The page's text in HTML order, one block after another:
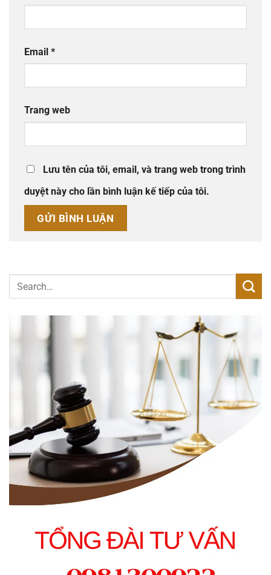
Email *
Trang web
Lưu tên của tôi, email, và trang web trong trình
duyệt này cho lần bình luận kế tiếp của tôi.